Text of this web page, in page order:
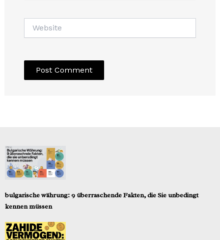
bulgarische währung: 9 überraschende Fakten, die Sie unbedingt
kennen müssen